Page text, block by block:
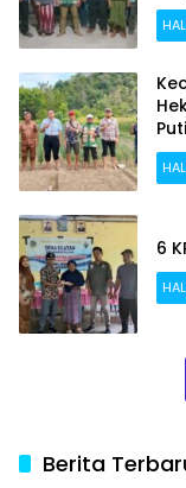
6
Berita